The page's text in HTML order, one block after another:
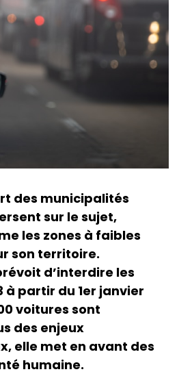
des municipalités
sur le sujet,
les zones à faibles
son territoire.
d’interdire les
à partir du 1er janvier
voitures sont
des enjeux
elle met en avant des
humaine.